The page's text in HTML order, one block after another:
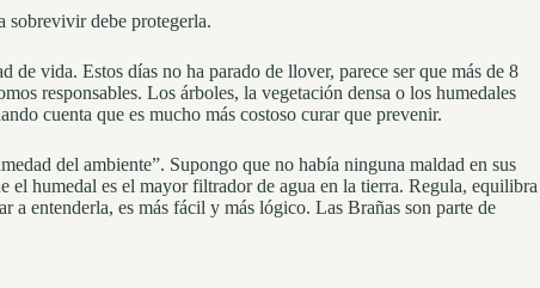
sobrevivir debe protegerla.
de vida. Estos días no ha parado de llover, parece ser que más de 8
responsables. Los árboles, la vegetación densa o los humedales
cuenta que es mucho más costoso curar que prevenir.
del ambiente”. Supongo que no había ninguna maldad en sus
el humedal es el mayor filtrador de agua en la tierra. Regula, equilibra
a entenderla, es más fácil y más lógico. Las Brañas son parte de